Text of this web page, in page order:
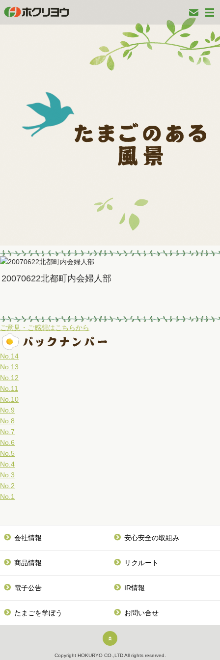
20070622北都町内会婦人部
ご意見・ご感想はこちらから
No.14
No.13
No.12
No.11
No.10
No.9
No.8
No.7
No.6
No.5
No.4
No.3
No.2
No.1
会社情報 安心安全の取組み
商品情報 リクルート
電子公告 IR情報
たまごを学ぼう お問い合せ
Copyright HOKURYO CO.,LTD All rights reserved.